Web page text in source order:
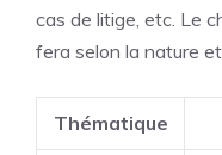
cas de litige, etc. Le
fera selon la nature
Thématique